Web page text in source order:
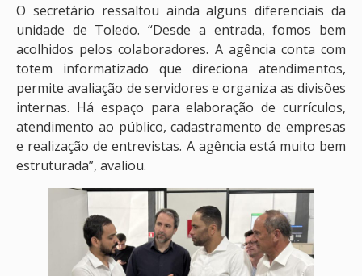
O secretário ressaltou ainda alguns diferenciais da
unidade de Toledo. “Desde a entrada, fomos bem
acolhidos pelos colaboradores. A agência conta com
totem informatizado que direciona atendimentos,
permite avaliação de servidores e organiza as divisões
internas. Há espaço para elaboração de currículos,
atendimento ao público, cadastramento de empresas
e realização de entrevistas. A agência está muito bem
estruturada”, avaliou.